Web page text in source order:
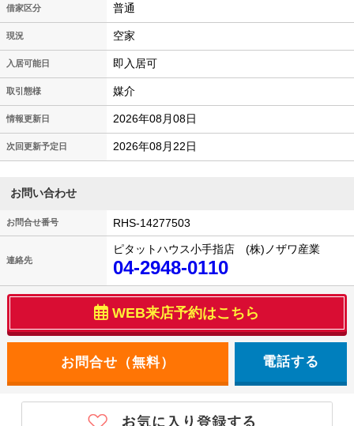
借家区分 普通
現況 空家
入居可能日 即入居可
取引態様 媒介
情報更新日 2026年08月08日
次回更新予定日 2026年08月22日
お問い合わせ
お問合せ番号 RHS-14277503
連絡先
ピタットハウス小手指店 (株)ノザワ産業
04-2948-0110
WEB来店予約はこちら
電話する